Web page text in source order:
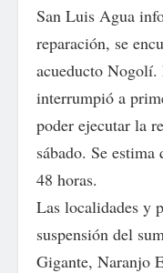
San Luis Agua
reparación, se
acueducto Nogolí.
interrumpió a
poder ejecutar la
sábado. Se
48 horas.
Las localidades y
suspensión del
Gigante, Naranjo